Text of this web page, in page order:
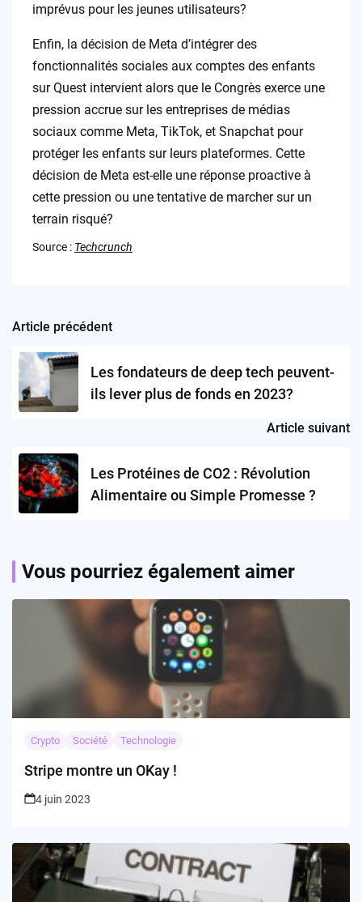
imprévus pour les jeunes utilisateurs?
Enfin, la décision de Meta d’intégrer des
fonctionnalités sociales aux comptes des enfants
sur Quest intervient alors que le Congrès exerce une
pression accrue sur les entreprises de médias
sociaux comme Meta, TikTok, et Snapchat pour
protéger les enfants sur leurs plateformes. Cette
décision de Meta est-elle une réponse proactive à
cette pression ou une tentative de marcher sur un
terrain risqué?
Source : Techcrunch
Post
navigation
Article précédent
Les fondateurs de deep tech peuvent-
ils lever plus de fonds en 2023?
Article suivant
Les Protéines de CO2 : Révolution
Alimentaire ou Simple Promesse ?
Vous pourriez également aimer
Crypto Société Technologie
Stripe montre un OKay !
4 juin 2023